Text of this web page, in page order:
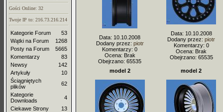
Gości Online: 32
Twoje IP to: 216.73.216.214
Kategorie Forum
53
Wątki na Forum
1268
Posty na Forum
5665
Komentarzy
83
Newsy
142
Artykuły
10
Ściągniętych
plików
62
Kategorie
Downloads
4
Ciekawe Strony
13
Data: 10.10.2008
Dodany przez: piotr
Komentarzy: 0
Ocena: Brak
Obejrzano: 65535
Data: 10.10.2008
Dodany przez: piotr
Komentarzy: 0
Ocena: Brak
Obejrzano: 65535
model 2 model 2